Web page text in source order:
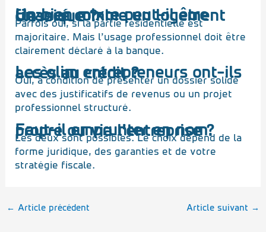
Un bien mixte peut-il être financé comme un logement classique ?
Parfois oui, si la partie résidentielle est
majoritaire. Mais l’usage professionnel doit être
clairement déclaré à la banque.
Les olim entrepreneurs ont-ils accès au crédit ?
Oui, à condition de présenter un dossier solide
avec des justificatifs de revenus ou un projet
professionnel structuré.
Faut-il emprunter en nom propre ou via l’entreprise ?
Les deux sont possibles. Le choix dépend de la
forme juridique, des garanties et de votre
stratégie fiscale.
← Article précédent Article suivant →